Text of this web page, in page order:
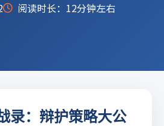
阅读时长：12分钟左右
录：辩护策略大公